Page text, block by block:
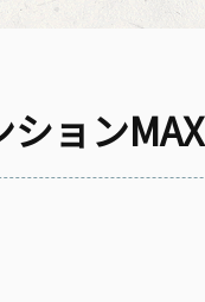
ョンMAX